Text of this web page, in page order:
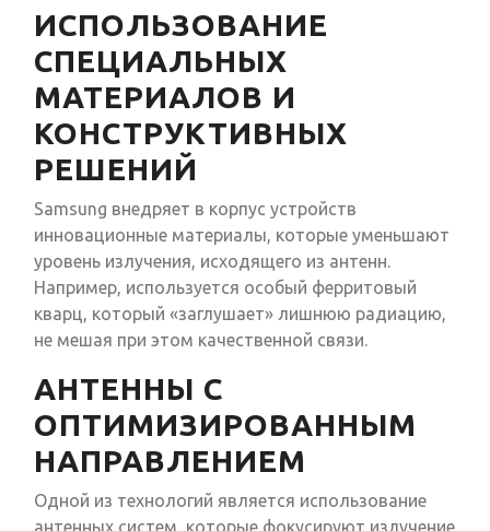
ИСПОЛЬЗОВАНИЕ
СПЕЦИАЛЬНЫХ
МАТЕРИАЛОВ И
КОНСТРУКТИВНЫХ
РЕШЕНИЙ
Samsung внедряет в корпус устройств
инновационные материалы, которые уменьшают
уровень излучения, исходящего из антенн.
Например, используется особый ферритовый
кварц, который «заглушает» лишнюю радиацию,
не мешая при этом качественной связи.
АНТЕННЫ С
ОПТИМИЗИРОВАННЫМ
НАПРАВЛЕНИЕМ
Одной из технологий является использование
антенных систем, которые фокусируют излучение